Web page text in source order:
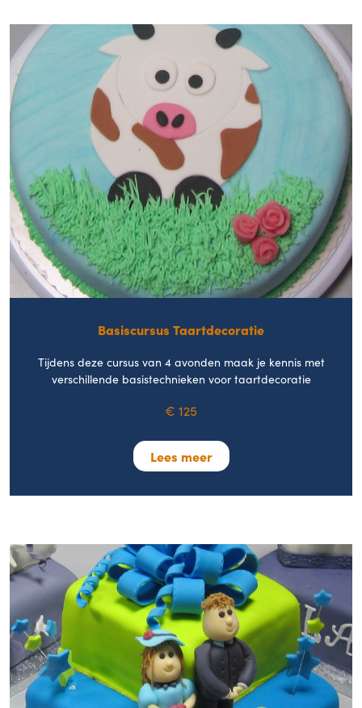
Basiscursus Taartdecoratie
Tijdens deze cursus van 4 avonden maak je kennis met
verschillende basistechnieken voor taartdecoratie
€ 125
Lees meer